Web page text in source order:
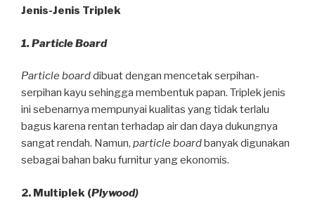
Jenis-Jenis Triplek
1. Particle Board
Particle boarddibuat dengan mencetak serpihan-
serpihan kayu sehingga membentuk papan. Triplek jenis
ini sebenarnya mempunyai kualitas yang tidak terlalu
bagus karena rentan terhadap air dan daya dukungnya
sangat rendah. Namun, particle boardbanyak digunakan
sebagai bahan baku furnitur yang ekonomis.
2. Multiplek (Plywood)